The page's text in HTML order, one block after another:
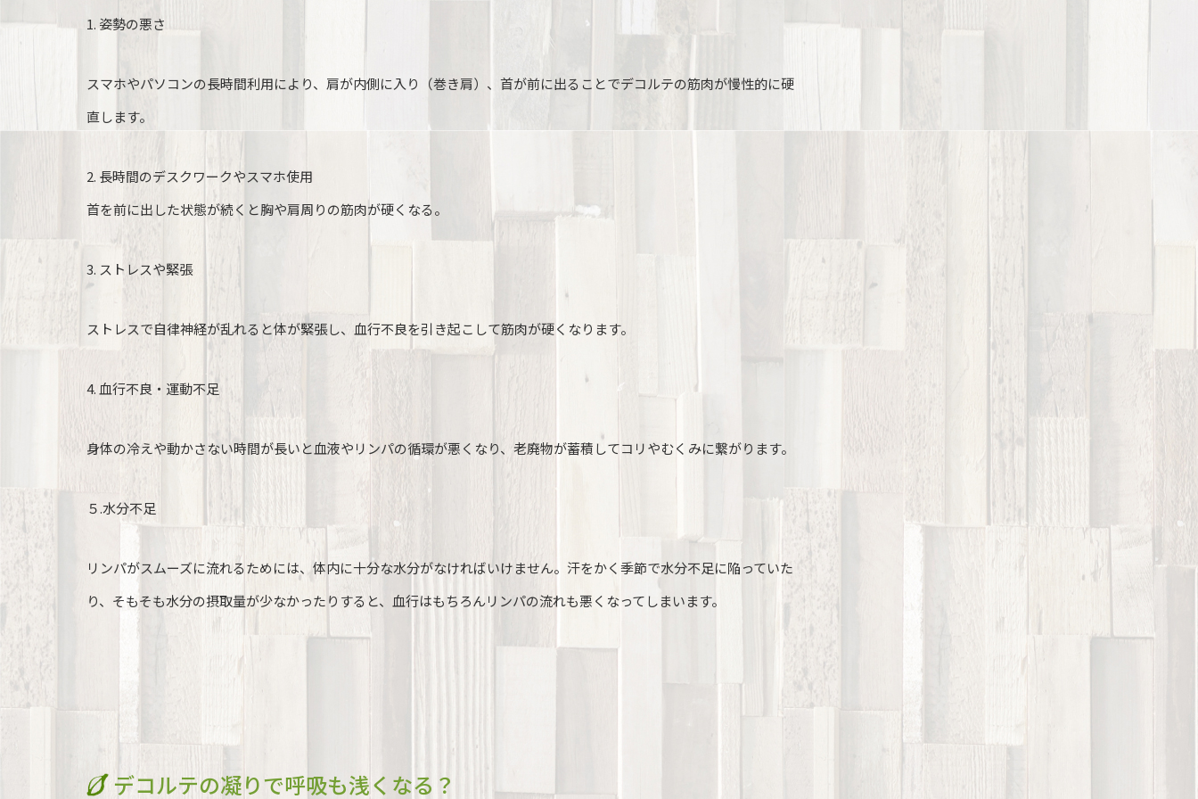
1. 姿勢の悪さ
スマホやパソコンの長時間利用により、肩が内側に入り（巻き肩）、首が前に出ることでデコルテの筋肉が慢性的に硬
直します。
2. 長時間のデスクワークやスマホ使用
首を前に出した状態が続くと胸や肩周りの筋肉が硬くなる。
3. ストレスや緊張
ストレスで自律神経が乱れると体が緊張し、血行不良を引き起こして筋肉が硬くなります。
4. 血行不良・運動不足
身体の冷えや動かさない時間が長いと血液やリンパの循環が悪くなり、老廃物が蓄積してコリやむくみに繋がります。
５.水分不足
リンパがスムーズに流れるためには、体内に十分な水分がなければいけません。汗をかく季節で水分不足に陥っていた
り、そもそも水分の摂取量が少なかったりすると、血行はもちろんリンパの流れも悪くなってしまいます。
デコルテの凝りで呼吸も浅くなる？